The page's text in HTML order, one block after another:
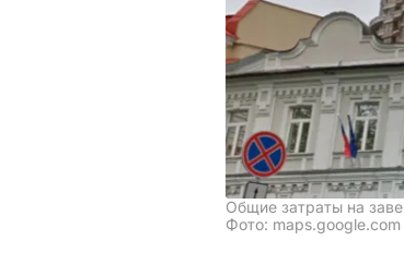
Общие затраты на
Фото: maps.google.com